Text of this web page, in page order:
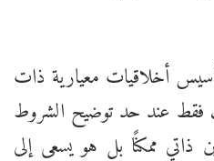
أخلاقيات معيارية ذات
فقط عند حد توضيح الشروط
ذاتي ممكنًا بل هو يسعى إلى